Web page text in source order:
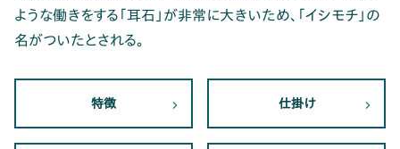
ような働きをする「耳石」が非常に大きいため、「イシモチ」の
名がついたとされる。
特徴 仕掛け